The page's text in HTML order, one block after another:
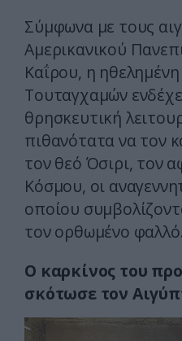
Σύμφωνα με τους
Αμερικανικού
Καΐρου, η
Τουταγχαμών
θρησκευτική
πιθανότατα να τον
τον θεό Όσιρι, τον
Κόσμου, οι
οποίου
τον ορθωμένο
Ο καρκίνος του
σκότωσε τον